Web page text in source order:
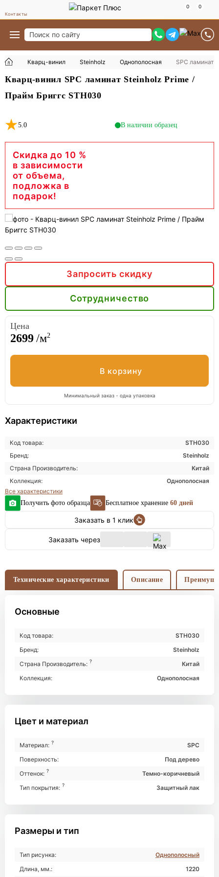
Контакты
Кварц-винил Steinholz Однополосная SPC ламинат
Кварц-винил SPC ламинат Steinholz Prime /
Прайм Бриггс STH030
5.0 В наличии образец
Скидка до 10 %
в зависимости
от объема,
подложка в
подарок!
Запросить скидку
Сотрудничество
Цена
2699/м2
Минимальный заказ - одна упаковка
Характеристики
Код товара:
STH030
Бренд:
Steinholz
Страна Производитель:
Китай
Коллекция:
Однополосная
Все характеристики
Получить фото образца
Бесплатное хранение 60 дней
Заказать в 1 клик
Заказать через
Технические характеристики Описание
Основные
Код товара:
STH030
Бренд:
Steinholz
Страна Производитель: ?
Китай
Коллекция:
Однополосная
Цвет и материал
Материал: ?
SPC
Поверхность:
Под дерево
Оттенок: ?
Темно-коричневый
Тип покрытия: ? Защитный лак
Размеры и тип
Тип рисунка:
Однополосный
Длина, мм.:
1220